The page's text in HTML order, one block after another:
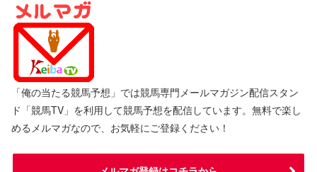
「俺の当たる競馬予想」では競馬専門メールマガジン配信スタン
ド「競馬TV」を利用して競馬予想を配信しています。無料で楽し
めるメルマガなので、お気軽にご登録ください！